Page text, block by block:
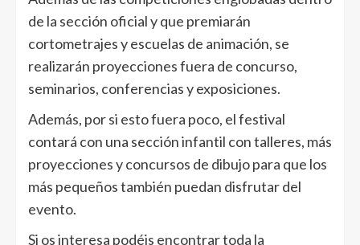
de la sección oficial y que premiarán
cortometrajes y escuelas de animación, se
realizarán proyecciones fuera de concurso,
seminarios, conferencias y exposiciones.
Además, por si esto fuera poco, el festival
contará con una sección infantil con talleres, más
proyecciones y concursos de dibujo para que los
más pequeños también puedan disfrutar del
evento.
Si os interesa podéis encontrar toda la